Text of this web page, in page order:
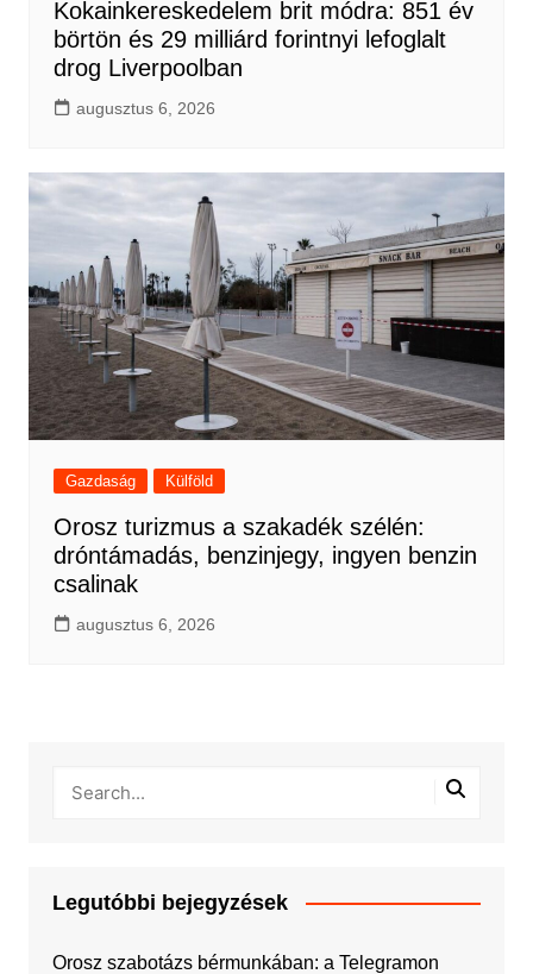
Kokainkereskedelem brit módra: 851 év
börtön és 29 milliárd forintnyi lefoglalt
drog Liverpoolban
augusztus 6, 2026
Gazdaság Külföld
Orosz turizmus a szakadék szélén:
dróntámadás, benzinjegy, ingyen benzin
csalinak
augusztus 6, 2026
Legutóbbi bejegyzések
Orosz szabotázs bérmunkában: a Telegramon